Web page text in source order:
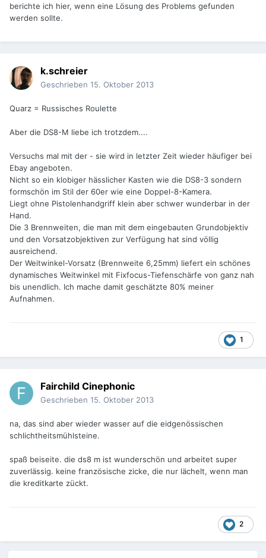
berichte ich hier, wenn eine Lösung des Problems gefunden
werden sollte.
k.schreier
Geschrieben 15. Oktober 2013
Quarz = Russisches Roulette
Aber die DS8-M liebe ich trotzdem....
Versuchs mal mit der - sie wird in letzter Zeit wieder häufiger bei
Ebay angeboten.
Nicht so ein klobiger hässlicher Kasten wie die DS8-3 sondern
formschön im Stil der 60er wie eine Doppel-8-Kamera.
Liegt ohne Pistolenhandgriff klein aber schwer wunderbar in der
Hand.
Die 3 Brennweiten, die man mit dem eingebauten Grundobjektiv
und den Vorsatzobjektiven zur Verfügung hat sind völlig
ausreichend.
Der Weitwinkel-Vorsatz (Brennweite 6,25mm) liefert ein schönes
dynamisches Weitwinkel mit Fixfocus-Tiefenschärfe von ganz nah
bis unendlich. Ich mache damit geschätzte 80% meiner
Aufnahmen.
1
Fairchild Cinephonic
Geschrieben 15. Oktober 2013
na, das sind aber wieder wasser auf die eidgenössischen
schlichtheitsmühlsteine.
spaß beiseite. die ds8 m ist wunderschön und arbeitet super
zuverlässig. keine französische zicke, die nur lächelt, wenn man
die kreditkarte zückt.
2